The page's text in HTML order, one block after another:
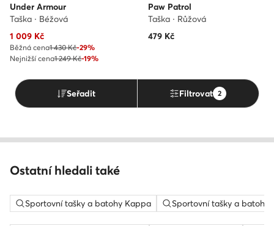
Under Armour
Taška · Béžová
Aktuální cena
1 009 Kč
Běžná cena1 430 Kč-29%
Nejnižší cena1 249 Kč-19%
Paw Patrol
Taška · Růžová
479 Kč
Seřadit Filtrovat 2
Ostatní hledali také
Sportovní tašky a batohy Kappa Sportovní tašky a batohy